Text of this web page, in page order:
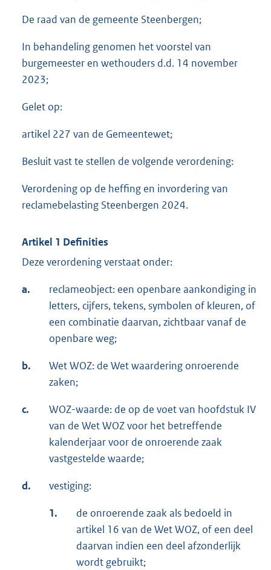
De raad van de gemeente Steenbergen;
In behandeling genomen het voorstel van
burgemeester en wethouders d.d. 14 november
2023;
Gelet op:
artikel 227 van de Gemeentewet;
Besluit vast te stellen de volgende verordening:
Verordening op de heffing en invordering van
reclamebelasting Steenbergen 2024.
Artikel 1 Definities
Deze verordening verstaat onder:
a.
reclameobject: een openbare aankondiging in
letters, cijfers, tekens, symbolen of kleuren, of
een combinatie daarvan, zichtbaar vanaf de
openbare weg;
b.
Wet WOZ: de Wet waardering onroerende
zaken;
c.
WOZ-waarde: de op de voet van hoofdstuk IV
van de Wet WOZ voor het betreffende
kalenderjaar voor de onroerende zaak
vastgestelde waarde;
d. vestiging:
1.
de onroerende zaak als bedoeld in
artikel 16 van de Wet WOZ, of een deel
daarvan indien een deel afzonderlijk
wordt gebruikt;